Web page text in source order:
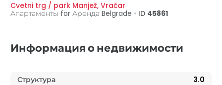
Cvetni trg / park Manjež, Vračar
Апартаменты for Аренда Belgrade • ID 45861
Информация о недвижимости
Структура
3.0